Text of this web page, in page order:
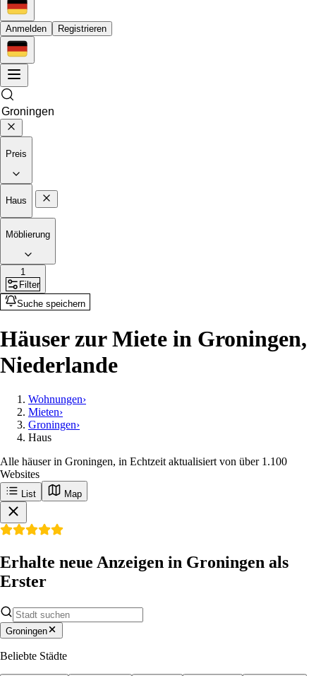
Anmelden Registrieren
Preis
Haus
Möblierung
1
Filter
Suche speichern
Häuser zur Miete in Groningen,
Niederlande
Wohnungen›
Mieten›
Groningen›
Haus
Alle häuser in Groningen, in Echtzeit aktualisiert von über 1.100
Websites
List Map
Erhalte neue Anzeigen in Groningen als
Erster
Groningen
Beliebte Städte